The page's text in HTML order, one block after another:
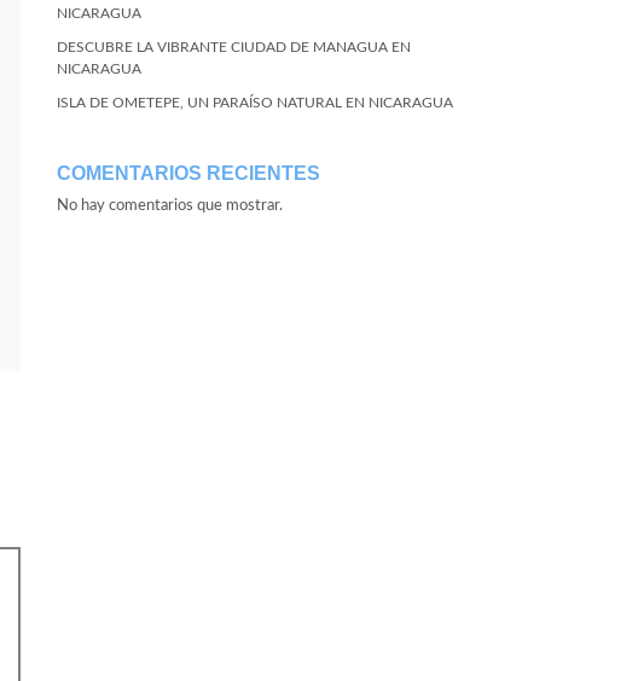
NICARAGUA
DESCUBRE LA VIBRANTE CIUDAD DE MANAGUA EN
NICARAGUA
ISLA DE OMETEPE, UN PARAÍSO NATURAL EN NICARAGUA
COMENTARIOS RECIENTES
No hay comentarios que mostrar.